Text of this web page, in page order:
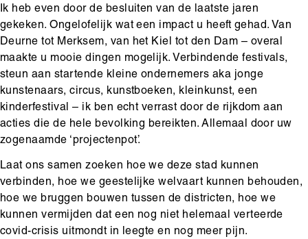
Ik heb even door de besluiten van de laatste jaren
gekeken. Ongelofelijk wat een impact u heeft gehad. Van
Deurne tot Merksem, van het Kiel tot den Dam – overal
maakte u mooie dingen mogelijk. Verbindende festivals,
steun aan startende kleine ondernemers aka jonge
kunstenaars, circus, kunstboeken, kleinkunst, een
kinderfestival – ik ben echt verrast door de rijkdom aan
acties die de hele bevolking bereikten. Allemaal door uw
zogenaamde ‘projectenpot’.
Laat ons samen zoeken hoe we deze stad kunnen
verbinden, hoe we geestelijke welvaart kunnen behouden,
hoe we bruggen bouwen tussen de districten, hoe we
kunnen vermijden dat een nog niet helemaal verteerde
covid-crisis uitmondt in leegte en nog meer pijn.